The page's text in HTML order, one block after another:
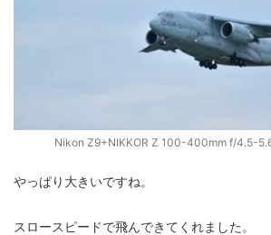
Nikon Z9+NIKKOR Z 100-400mm f/4.5-
やっぱり大きいですね。
スロースピードで飛んできてくれました。